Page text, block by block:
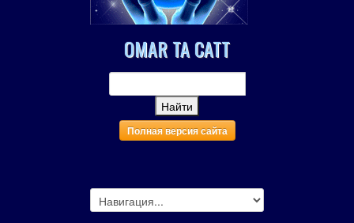
OMAR TA CATT
Полная версия сайта